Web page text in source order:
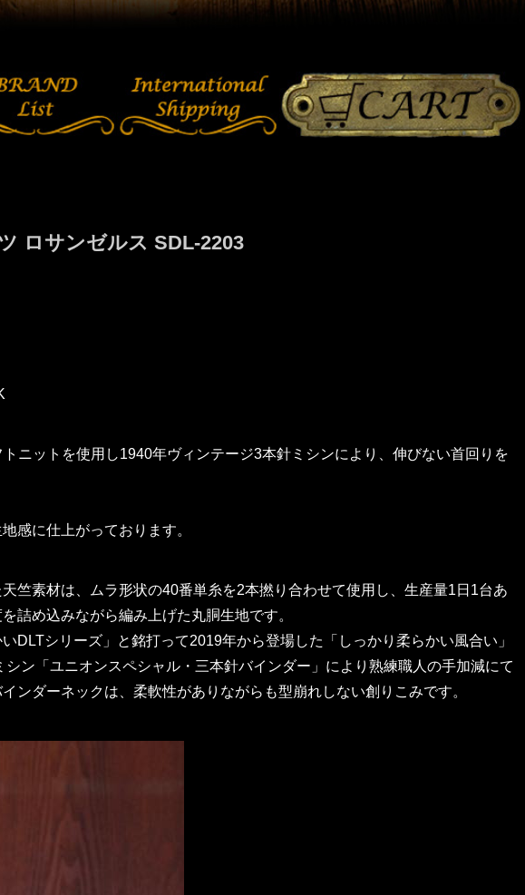
ロサンゼルス SDL-2203
ニットを使用し1940年ヴィンテージ3本針ミシンにより、伸びない首回りを
感に仕上がっております。
竺素材は、ムラ形状の40番単糸を2本撚り合わせて使用し、生産量1日1台あ
詰め込みながら編み上げた丸胴生地です。
DLTシリーズ」と銘打って2019年から登場した「しっかり柔らかい風合い」
ン「ユニオンスペシャル・三本針バインダー」により熟練職人の手加減にて
ンダーネックは、柔軟性がありながらも型崩れしない創りこみです。